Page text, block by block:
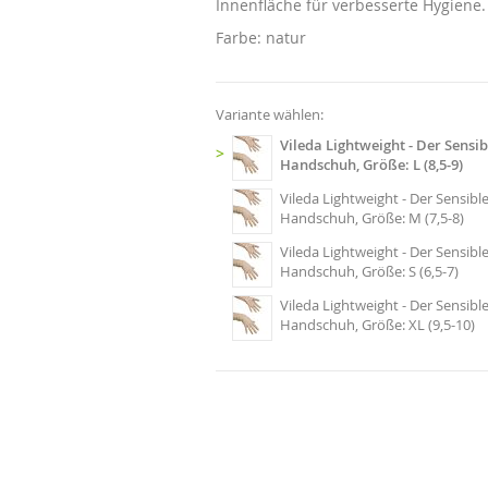
Innenfläche für verbesserte Hygiene.
Farbe: natur
Variante wählen:
>
Vileda Lightweight - Der
Handschuh, Größe: L (8,5-9)
Vileda Lightweight - Der
Handschuh, Größe: M (7,5-8)
Vileda Lightweight - Der
Handschuh, Größe: S (6,5-7)
Vileda Lightweight - Der
Handschuh, Größe: XL (9,5-10)